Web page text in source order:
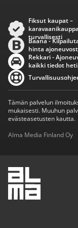
Fiksut kaupat –
karavaanikauppa
turvallisesti
Baana -
hinta
Rekkari -
kaikki tiedot heti
Tämän palvelun
mukaisesti. Muuhun
evästeasetusten kautta.
Alma Media Finland Oy